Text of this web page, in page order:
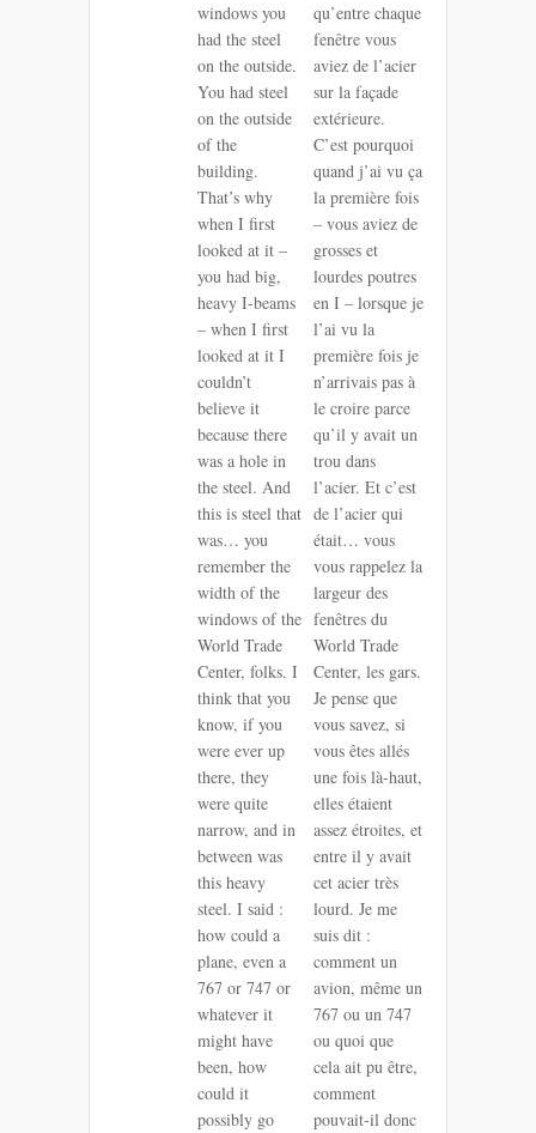
windows you
had the steel
on the outside.
You had steel
on the outside
of the
building.
That’s why
when I first
looked at it –
you had big,
heavy I-beams
– when I first
looked at it I
couldn’t
believe it
because there
was a hole in
the steel. And
this is steel that
was… you
remember the
width of the
windows of the
World Trade
Center, folks. I
think that you
know, if you
were ever up
there, they
were quite
narrow, and in
between was
this heavy
steel. I said :
how could a
plane, even a
767 or 747 or
whatever it
might have
been, how
could it
possibly go
qu’entre chaque
fenêtre vous
aviez de l’acier
sur la façade
extérieure.
C’est pourquoi
quand j’ai vu ça
la première fois
– vous aviez de
grosses et
lourdes poutres
en I – lorsque je
l’ai vu la
première fois je
n’arrivais pas à
le croire parce
qu’il y avait un
trou dans
l’acier. Et c’est
de l’acier qui
était… vous
vous rappelez la
largeur des
fenêtres du
World Trade
Center, les gars.
Je pense que
vous savez, si
vous êtes allés
une fois là-haut,
elles étaient
assez étroites, et
entre il y avait
cet acier très
lourd. Je me
suis dit :
comment un
avion, même un
767 ou un 747
ou quoi que
cela ait pu être,
comment
pouvait-il donc